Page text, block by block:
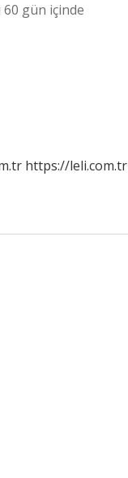
gün içinde
https://leli.com.tr